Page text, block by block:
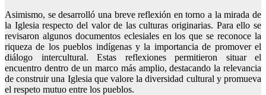
Asimismo, se desarrolló una breve reflexión en torno a la mirada de
la Iglesia respecto del valor de las culturas originarias. Para ello se
revisaron algunos documentos eclesiales en los que se reconoce la
riqueza de los pueblos indígenas y la importancia de promover el
diálogo intercultural. Estas reflexiones permitieron situar el
encuentro dentro de un marco más amplio, destacando la relevancia
de construir una Iglesia que valore la diversidad cultural y promueva
el respeto mutuo entre los pueblos.